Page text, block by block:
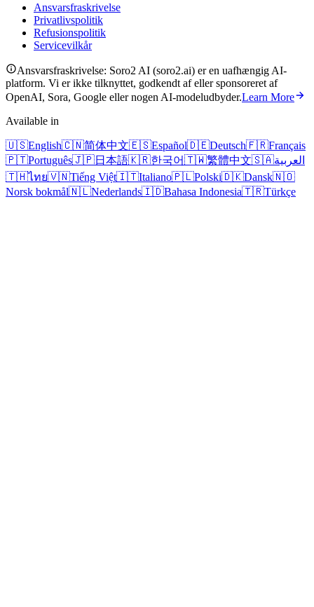
Ansvarsfraskrivelse
Privatlivspolitik
Refusionspolitik
Servicevilkår
Ansvarsfraskrivelse: Soro2 AI (soro2.ai) er en uafhængig AI-
platform. Vi er ikke tilknyttet, godkendt af eller sponsoreret af
OpenAI, Sora, Google eller nogen AI-modeludbyder.Learn More
Available in
🇺🇸English🇨🇳简体中文🇪🇸Español🇩🇪Deutsch🇫🇷Français
🇵🇹Português🇯🇵日本語🇰🇷한국어🇹🇼繁體中文🇸🇦العربية
🇹🇭ไทย🇻🇳Tiếng Việt🇮🇹Italiano🇵🇱Polski🇩🇰Dansk🇳🇴
Norsk bokmål🇳🇱Nederlands🇮🇩Bahasa Indonesia🇹🇷Türkçe